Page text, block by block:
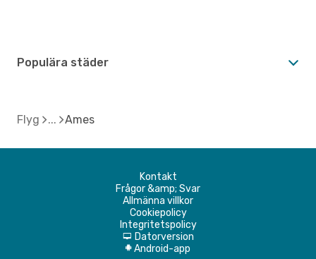
Populära städer
Flyg Ames
Kontakt
Frågor &amp; Svar
Allmänna villkor
Cookiepolicy
Integritetspolicy
d Datorversion
A Android-app